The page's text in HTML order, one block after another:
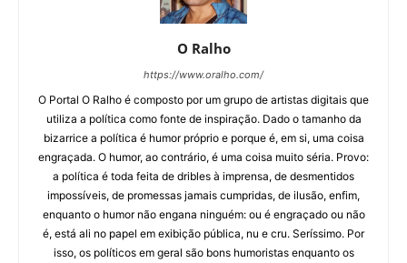
O Ralho
https://www.oralho.com/
O Portal O Ralho é composto por um grupo de artistas digitais que
utiliza a política como fonte de inspiração. Dado o tamanho da
bizarrice a política é humor próprio e porque é, em si, uma coisa
engraçada. O humor, ao contrário, é uma coisa muito séria. Provo:
a política é toda feita de dribles à imprensa, de desmentidos
impossíveis, de promessas jamais cumpridas, de ilusão, enfim,
enquanto o humor não engana ninguém: ou é engraçado ou não
é, está ali no papel em exibição pública, nu e cru. Seríssimo. Por
isso, os políticos em geral são bons humoristas enquanto os